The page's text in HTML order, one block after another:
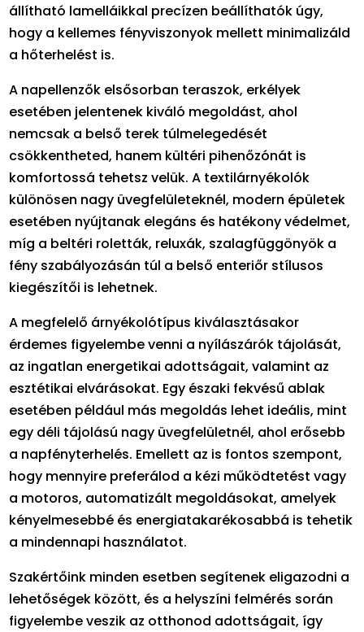
állítható lamelláikkal precízen beállíthatók úgy,
hogy a kellemes fényviszonyok mellett minimalizáld
a hőterhelést is.
A napellenzők elsősorban teraszok, erkélyek
esetében jelentenek kiváló megoldást, ahol
nemcsak a belső terek túlmelegedését
csökkentheted, hanem kültéri pihenőzónát is
komfortossá tehetsz velük. A textilárnyékolók
különösen nagy üvegfelületeknél, modern épületek
esetében nyújtanak elegáns és hatékony védelmet,
míg a beltéri roletták, reluxák, szalagfüggönyök a
fény szabályozásán túl a belső enteriőr stílusos
kiegészítői is lehetnek.
A megfelelő árnyékolótípus kiválasztásakor
érdemes figyelembe venni a nyílászárók tájolását,
az ingatlan energetikai adottságait, valamint az
esztétikai elvárásokat. Egy északi fekvésű ablak
esetében például más megoldás lehet ideális, mint
egy déli tájolású nagy üvegfelületnél, ahol erősebb
a napfényterhelés. Emellett az is fontos szempont,
hogy mennyire preferálod a kézi működtetést vagy
a motoros, automatizált megoldásokat, amelyek
kényelmesebbé és energiatakarékosabbá is tehetik
a mindennapi használatot.
Szakértőink minden esetben segítenek eligazodni a
lehetőségek között, és a helyszíni felmérés során
figyelembe veszik az otthonod adottságait, így